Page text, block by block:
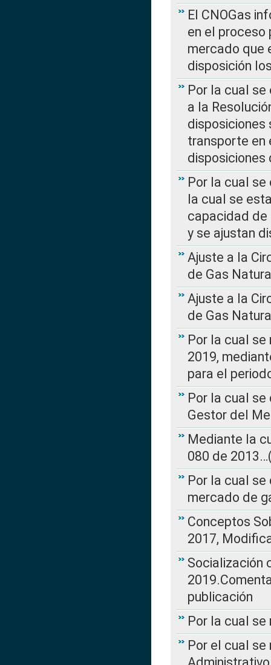
El CNOGas
en el
mercado que
disposición
Por la cual se
a la
disposiciones
transporte en
disposiciones
Por la cual se
la cual se
capacidad de
y se ajustan
Ajuste a la
de Gas
Ajuste a la
de Gas
Por la cual se
2019,
para el
Por la cual
Gestor del
Mediante la
080 de
Por la cual
mercado de
Conceptos
2017,
Socialización
publicación
Por la cual se
Por el cual